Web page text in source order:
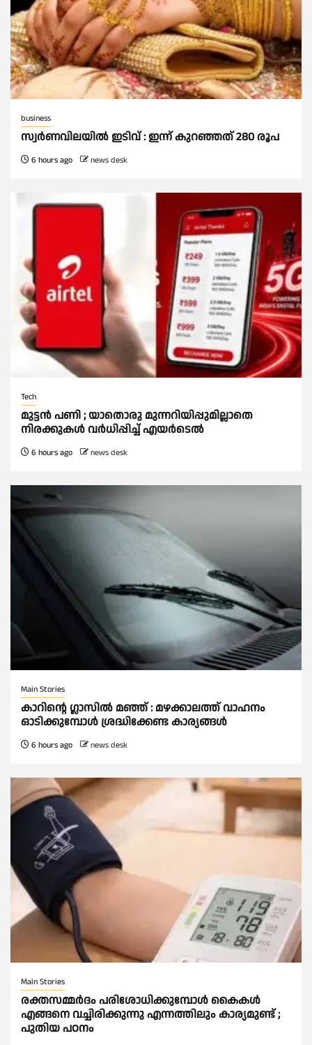
business
സ്വർണവിലയില്‍ ഇടിവ് : ഇന്ന് കുറഞ്ഞത് 280 രൂപ
6 hours ago news desk
Tech
മുട്ടൻ പണി ; യാതൊരു മുന്നറിയിപ്പുമില്ലാതെ
നിരക്കുകള്‍ വർധിപ്പിച്ച്‌ എയർടെല്‍
6 hours ago news desk
Main Stories
കാറിൻ്റെ ഗ്ലാസിൽ മഞ്ഞ് : മഴക്കാലത്ത് വാഹനം
ഓടിക്കുമ്പോള്‍ ശ്രദ്ധിക്കേണ്ട കാര്യങ്ങൾ
6 hours ago news desk
Main Stories
രക്തസമ്മര്‍ദം പരിശോധിക്കുമ്പോള്‍ കൈകള്‍
എങ്ങനെ വച്ചിരിക്കുന്നു എന്നത്തിലും കാര്യമുണ്ട് ;
പുതിയ പഠനം